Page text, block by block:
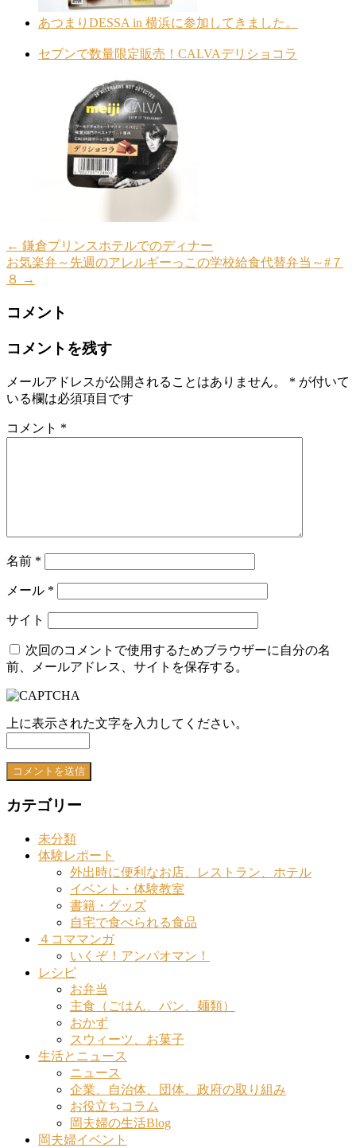
あつまりDESSA in 横浜に参加してきました。
セブンで数量限定販売！CALVAデリショコラ
← 鎌倉プリンスホテルでのディナー
お気楽弁～先週のアレルギーっこの学校給食代替弁当～#７
８ →
コメント
コメントを残す
メールアドレスが公開されることはありません。 * が付いて
いる欄は必須項目です
コメント *
名前 *
メール *
サイト
次回のコメントで使用するためブラウザーに自分の名
前、メールアドレス、サイトを保存する。
上に表示された文字を入力してください。
カテゴリー
未分類
体験レポート
外出時に便利なお店、レストラン、ホテル
イベント・体験教室
書籍・グッズ
自宅で食べられる食品
４コママンガ
いくぞ！アンパオマン！
レシピ
お弁当
主食（ごはん、パン、麺類）
おかず
スウィーツ、お菓子
生活とニュース
ニュース
企業、自治体、団体、政府の取り組み
お役立ちコラム
岡夫婦の生活Blog
岡夫婦イベント